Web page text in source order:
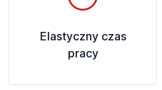
Elastyczny czas
pracy